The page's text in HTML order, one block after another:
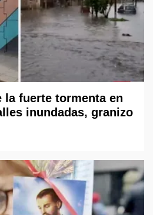
la fuerte tormenta en
inundadas, granizo